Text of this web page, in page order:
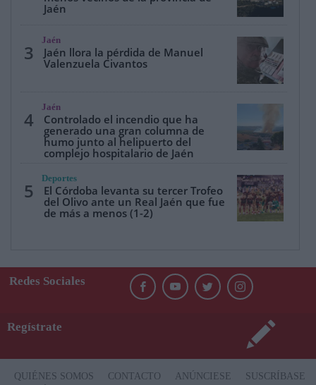
Jaén
3
Jaén
Jaén llora la pérdida de Manuel
Valenzuela Civantos
4
Jaén
Controlado el incendio que ha
generado una gran columna de
humo junto al helipuerto del
complejo hospitalario de Jaén
5
Deportes
El Córdoba levanta su tercer Trofeo
del Olivo ante un Real Jaén que fue
de más a menos (1-2)
Redes Sociales
Regístrate
QUIÉNES SOMOS CONTACTO ANÚNCIESE
SUSCRÍBASE